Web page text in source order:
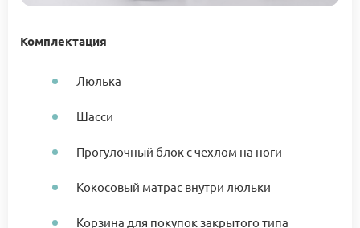
Комплектация
Люлька
Шасси
Прогулочный блок с чехлом на ноги
Кокосовый матрас внутри люльки
Корзина для покупок закрытого типа